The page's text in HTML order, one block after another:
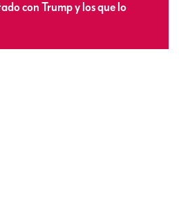
con Trump y los que lo